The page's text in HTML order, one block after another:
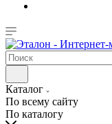
Каталог
По всему сайту
По каталогу